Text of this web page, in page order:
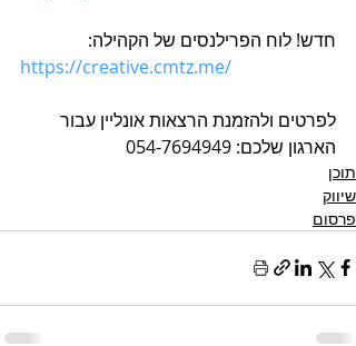
חדש! לוח הפרילנסים של הקהילה:
https://creative.cmtz.me/
לפרטים ולהזמנת הרצאות אונליין עבור
הארגון שלכם: 054-7694949
תוכן
שיווק
פרסום